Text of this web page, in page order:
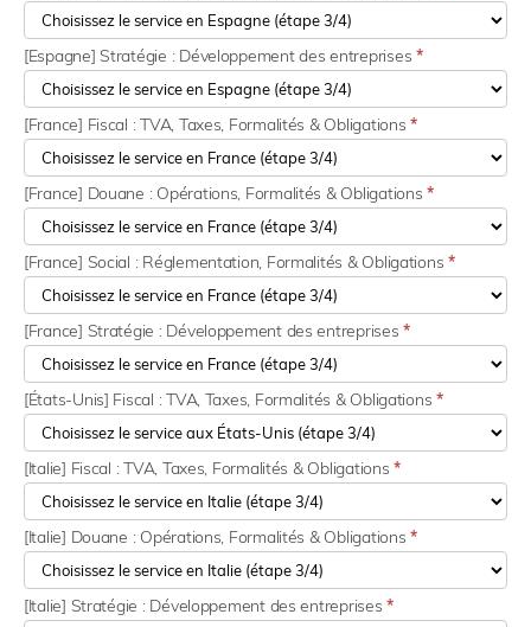
[Espagne] Stratégie : Développement des entreprises *
[France] Fiscal : TVA, Taxes, Formalités & Obligations*
[France] Douane : Opérations, Formalités & Obligations*
[France] Social : Réglementation, Formalités & Obligations*
[France] Stratégie : Développement des entreprises*
[États-Unis] Fiscal : TVA, Taxes, Formalités & Obligations*
[Italie] Fiscal : TVA, Taxes, Formalités & Obligations*
[Italie] Douane : Opérations, Formalités & Obligations*
[Italie] Stratégie : Développement des entreprises*